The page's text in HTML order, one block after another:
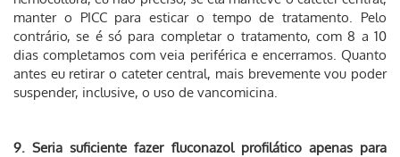
manter o PICC para esticar o tempo de tratamento. Pelo
contrário, se é só para completar o tratamento, com 8 a 10
dias completamos com veia periférica e encerramos. Quanto
antes eu retirar o cateter central, mais brevemente vou poder
suspender, inclusive, o uso de vancomicina.
9. Seria suficiente fazer fluconazol profilático apenas para